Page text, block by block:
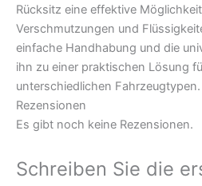
Rücksitz eine effektive
Verschmutzungen und
einfache Handhabung und die
ihn zu einer praktischen Lösung
unterschiedlichen Fahrzeugtypen.
Rezensionen
Es gibt noch keine Rezensionen.
Schreiben Sie die